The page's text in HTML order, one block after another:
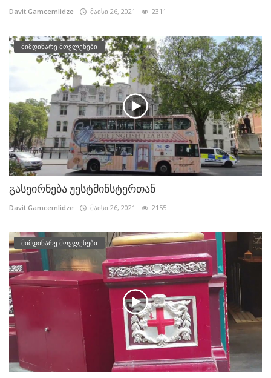
Davit.Gamcemlidze მაისი 26, 2021 2311
მიმდინარე მოვლენები
გასეირნება უესტმინსტერთან
Davit.Gamcemlidze მაისი 26, 2021 2155
მიმდინარე მოვლენები